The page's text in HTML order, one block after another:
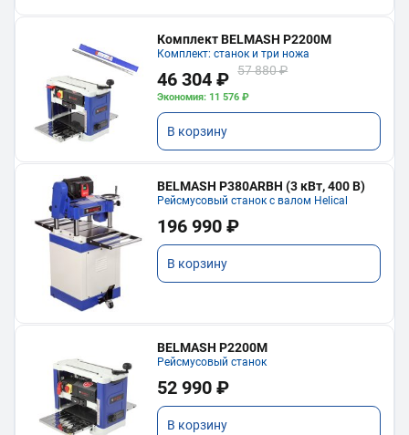
Комплект BELMASH P2200M
Комплект: станок и три ножа
46 304 ₽ 57 880 ₽
Экономия: 11 576 ₽
В корзину
BELMASH P380ARBH (3 кВт, 400 В)
Рейсмусовый станок с валом Helical
196 990 ₽
В корзину
BELMASH P2200M
Рейсмусовый станок
52 990 ₽
В корзину